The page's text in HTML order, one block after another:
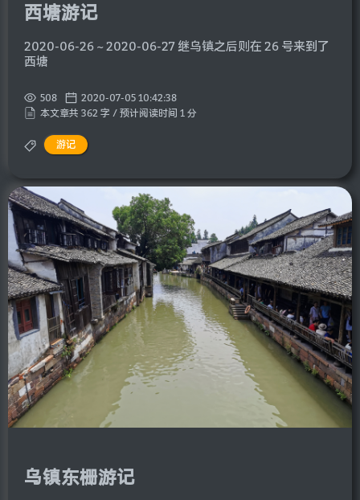
西塘游记
2020-06-26 ~ 2020-06-27 继乌镇之后则在 26 号来到了
西塘
508
2020-07-05 10:42:38
本文章共 362 字 / 预计阅读时间 1 分
游记
乌镇东栅游记